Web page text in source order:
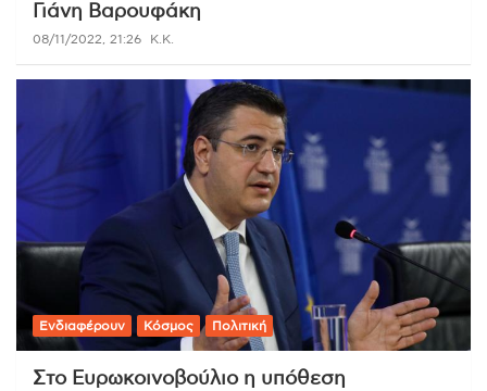
Γιάνη Βαρουφάκη
08/11/2022, 21:26 K.K.
Ενδιαφέρουν Κόσμος Πολιτική
Στο Ευρωκοινοβούλιο η υπόθεση